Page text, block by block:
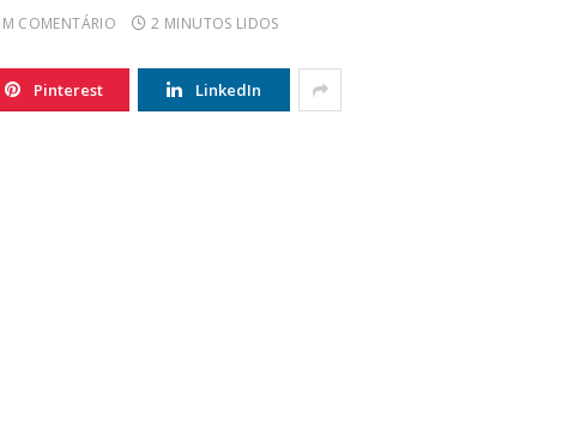
COMENTÁRIO 2 MINUTOS LIDOS
Pinterest LinkedIn